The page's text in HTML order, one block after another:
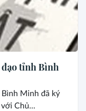
tỉnh Bình
Minh đã ký
Chủ...